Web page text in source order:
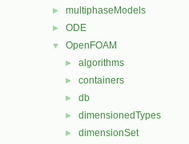
► multiphaseModels
► ODE
▼ OpenFOAM
► algorithms
► containers
► db
► dimensionedTypes
► dimensionSet